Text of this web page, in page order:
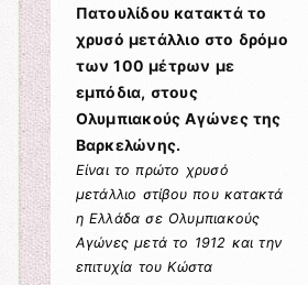
Πατουλίδου κατακτά το
χρυσό μετάλλιο στο δρόμο
των 100 μέτρων με
εμπόδια, στους
Ολυμπιακούς Αγώνες της
Βαρκελώνης.
Είναι το πρώτο χρυσό
μετάλλιο στίβου που κατακτά
η Ελλάδα σε Ολυμπιακούς
Αγώνες μετά το 1912 και την
επιτυχία του Κώστα